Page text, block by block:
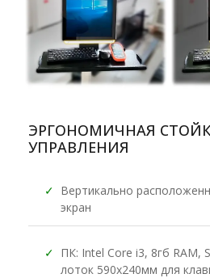
ЭРГОНОМИЧНАЯ
УПРАВЛЕНИЯ
✓ Вертикально
экран
✓ ПК: Intel Core i3, 8гб RAM,
лоток 590х240мм для